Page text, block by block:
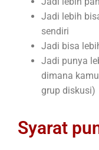
Jadi lebih
sendiri
Jadi bisa
Jadi punya
dimana
grup diskusi)
Syarat